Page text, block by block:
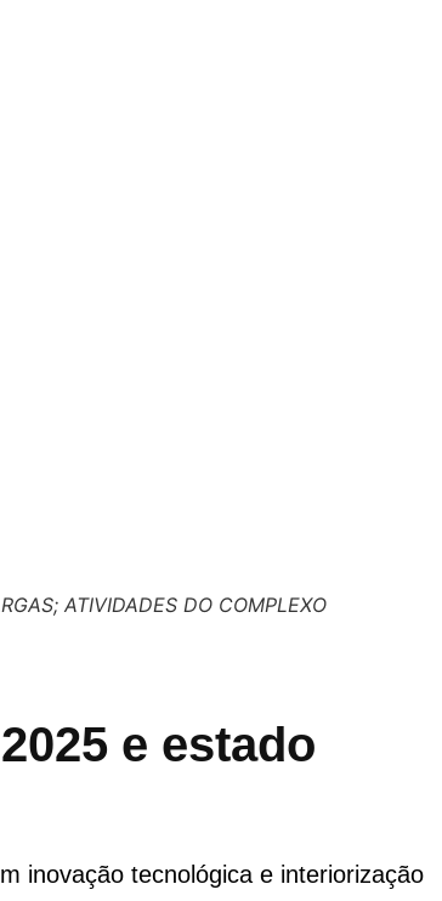
ATIVIDADES DO COMPLEXO
e estado
inovação tecnológica e interiorização